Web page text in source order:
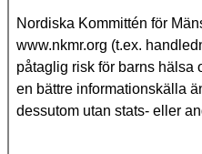
Nordiska Kommittén för
www.nkmr.org (t.ex.
påtaglig risk för barns hälsa
en bättre informationskälla
dessutom utan stats- eller